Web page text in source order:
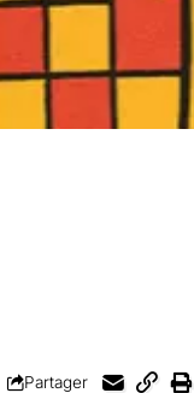
Partager